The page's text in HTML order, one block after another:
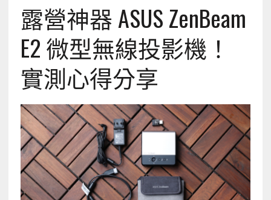
露營神器 ASUS ZenBeam
E2 微型無線投影機！
實測心得分享